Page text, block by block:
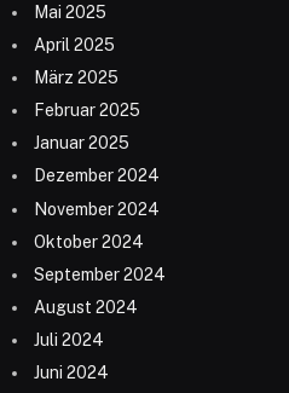
Mai 2025
April 2025
März 2025
Februar 2025
Januar 2025
Dezember 2024
November 2024
Oktober 2024
September 2024
August 2024
Juli 2024
Juni 2024